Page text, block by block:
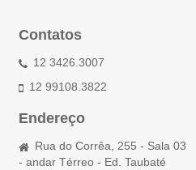
Contatos
12 3426.3007
12 99108.3822
Endereço
Rua do Corrêa, 255 - Sala 03
- andar Térreo - Ed. Taubaté